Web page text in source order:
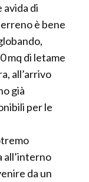
di
è bene
mq di letame
all’arrivo
già
per le
all’interno
da un